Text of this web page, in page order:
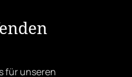
für unseren